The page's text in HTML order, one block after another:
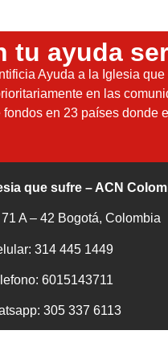
tu ayuda
Ayuda a la Iglesia
en las
en 23 países donde
que sufre – ACN
A – 42 Bogotá, Colombia
314 445 1449
6015143711
305 337 6113